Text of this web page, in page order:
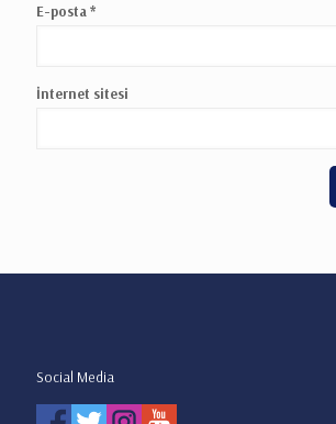
E-posta *
İnternet sitesi
Social Media